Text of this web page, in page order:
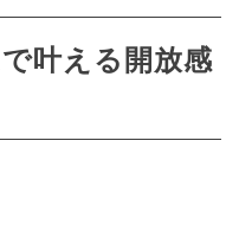
叶える開放感